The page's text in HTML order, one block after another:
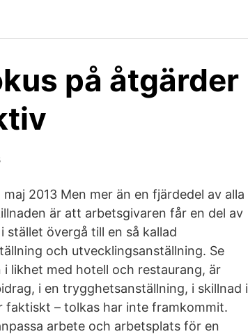
på åtgärder
2013 Men mer än en fjärdedel av alla
är att arbetsgivaren får en del av
stället övergå till en så kallad
och utvecklingsanställning. Se
likhet med hotell och restaurang, är
i en trygghetsanställning, i skillnad i
faktiskt – tolkas har inte framkommit.
arbete och arbetsplats för en